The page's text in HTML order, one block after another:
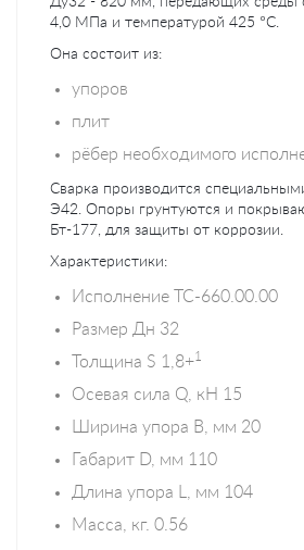
4,0 МПа и температурой 425 °C.
Она состоит из:
упоров
плит
рёбер необходимого
Сварка производится
Э42. Опоры грунтуются и
Бт-177, для защиты от коррозии.
Характеристики:
Исполнение ТС-660.00.00
Размер Дн 32
Толщина S 1,8+1
Осевая сила Q, кН 15
Ширина упора В, мм 20
Габарит D, мм 110
Длина упора L, мм 104
Масса, кг. 0.56